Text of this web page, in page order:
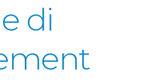
di